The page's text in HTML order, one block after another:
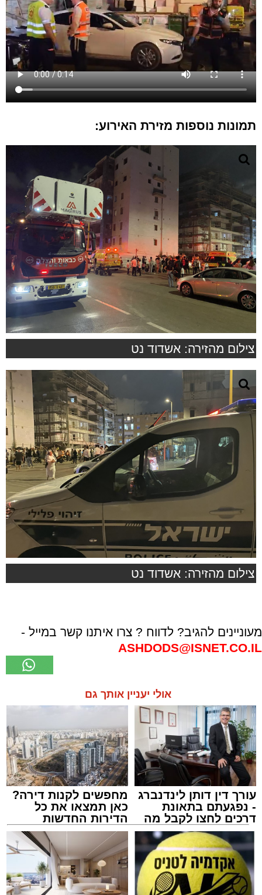
תמונות נוספות מזירת האירוע:
צילום מהזירה: אשדוד נט
צילום מהזירה: אשדוד נט
מעוניינים להגיב? לדווח ? צרו איתנו קשר במייל -
ASHDODS@ISNET.CO.IL
אולי יעניין אותך גם
עורך דין דותן לינדנברג
- נפגעתם בתאונת
דרכים לחצו לקבל מה
שמגיע לכם
מחפשים לקנות דירה?
כאן תמצאו את כל
הדירות החדשות
למכירה באשדוד >>>